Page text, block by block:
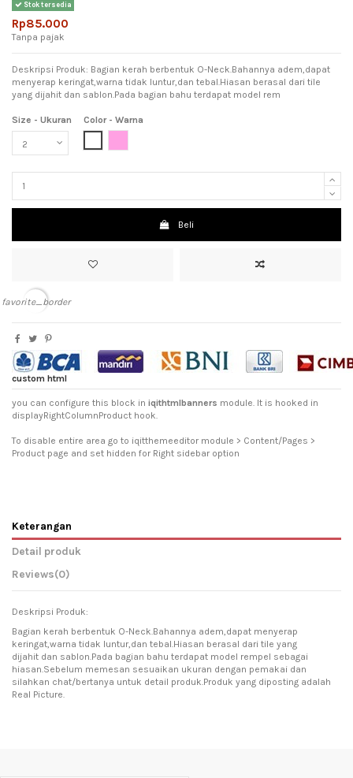
Stok tersedia
Rp85.000
Tanpa pajak
Deskripsi Produk: Bagian kerah berbentuk O-Neck.Bahannya adem,dapat
menyerap keringat,warna tidak luntur,dan tebal.Hiasan berasal dari tile
yang dijahit dan sablon.Pada bagian bahu terdapat model rem
Size - Ukuran
Color - Warna
Beli
favorite_border
custom html
you can configure this block in iqithtmlbanners module. It is hooked in
displayRightColumnProduct hook.
To disable entire area go to iqitthemeeditor module > Content/Pages >
Product page and set hidden for Right sidebar option
Keterangan
Detail produk
Reviews(0)
Deskripsi Produk:
Bagian kerah berbentuk O-Neck.Bahannya adem,dapat menyerap
keringat,warna tidak luntur,dan tebal.Hiasan berasal dari tile yang
dijahit dan sablon.Pada bagian bahu terdapat model rempel sebagai
hiasan.Sebelum memesan sesuaikan ukuran dengan pemakai dan
silahkan chat/bertanya untuk detail produk.Produk yang diposting adalah
Real Picture.